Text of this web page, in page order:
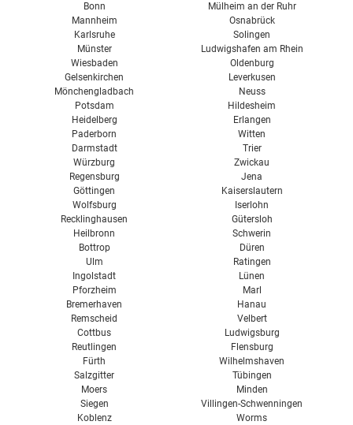
Bonn
Mannheim
Karlsruhe
Münster
Wiesbaden
Gelsenkirchen
Mönchengladbach
Mülheim an der Ruhr
Osnabrück
Solingen
Ludwigshafen am Rhein
Oldenburg
Leverkusen
Neuss
Potsdam
Heidelberg
Paderborn
Darmstadt
Würzburg
Regensburg
Göttingen
Wolfsburg
Recklinghausen
Heilbronn
Bottrop
Ulm
Ingolstadt
Pforzheim
Bremerhaven
Remscheid
Cottbus
Reutlingen
Fürth
Salzgitter
Moers
Siegen
Koblenz
Hildesheim
Erlangen
Witten
Trier
Zwickau
Jena
Kaiserslautern
Iserlohn
Gütersloh
Schwerin
Düren
Ratingen
Lünen
Marl
Hanau
Velbert
Ludwigsburg
Flensburg
Wilhelmshaven
Tübingen
Minden
Villingen-Schwenningen
Worms